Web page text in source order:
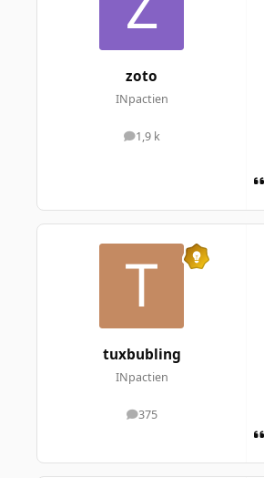
zoto
INpactien
1,9 k
messages
tuxbubling
INpactien
375
messages